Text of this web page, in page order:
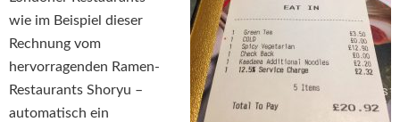
wie im Beispiel dieser
Rechnung vom
hervorragenden Ramen-
Restaurants Shoryu –
automatisch ein